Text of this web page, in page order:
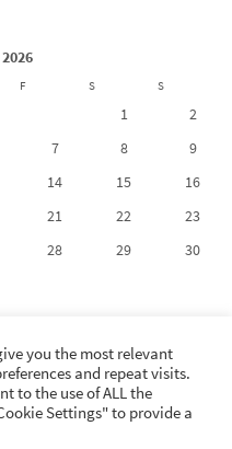
F S S
1
2
7 8
9
14 15
16
21 22
23
28 29
30
contenuti di questo sito non è
dell'autore.
you the most relevant
and repeat visits.
to the use of ALL the
Settings" to provide a